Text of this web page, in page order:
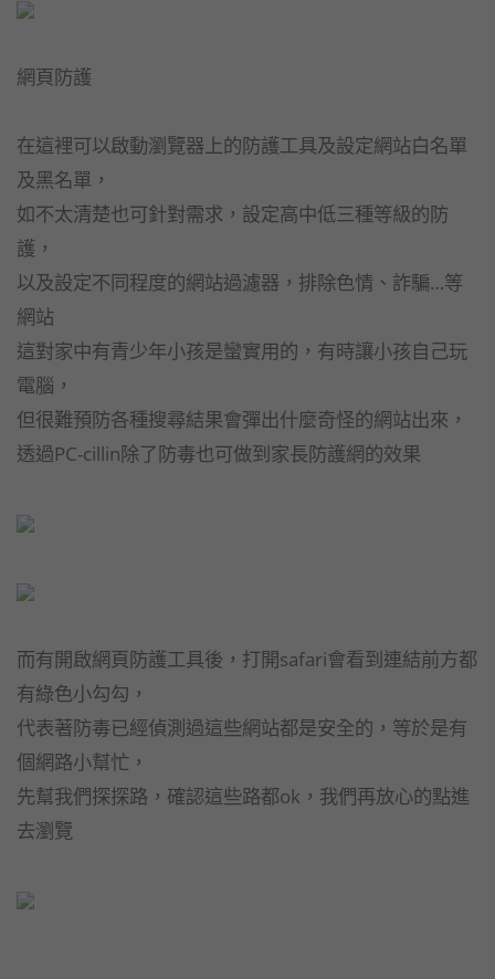
網頁防護
在這裡可以啟動瀏覽器上的防護工具及設定網站白名單
及黑名單，
如不太清楚也可針對需求，設定高中低三種等級的防
護，
以及設定不同程度的網站過濾器，排除色情、詐騙…等
網站
這對家中有青少年小孩是蠻實用的，有時讓小孩自己玩
電腦，
但很難預防各種搜尋結果會彈出什麼奇怪的網站出來，
透過PC-cillin除了防毒也可做到家長防護網的效果
而有開啟網頁防護工具後，打開safari會看到連結前方都
有綠色小勾勾，
代表著防毒已經偵測過這些網站都是安全的，等於是有
個網路小幫忙，
先幫我們探探路，確認這些路都ok，我們再放心的點進
去瀏覽